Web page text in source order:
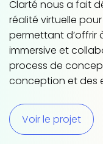
Clarté nous a fait
réalité virtuelle
permettant d’offrir
immersive et
process de
conception et des
Voir le projet